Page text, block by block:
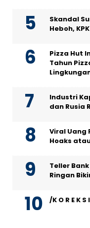
Skandal
Heboh,
Pizza Hut
Tahun
Industri
dan Rusia
Viral Uang
Hoaks
Teller
Ringan
/K O R E K